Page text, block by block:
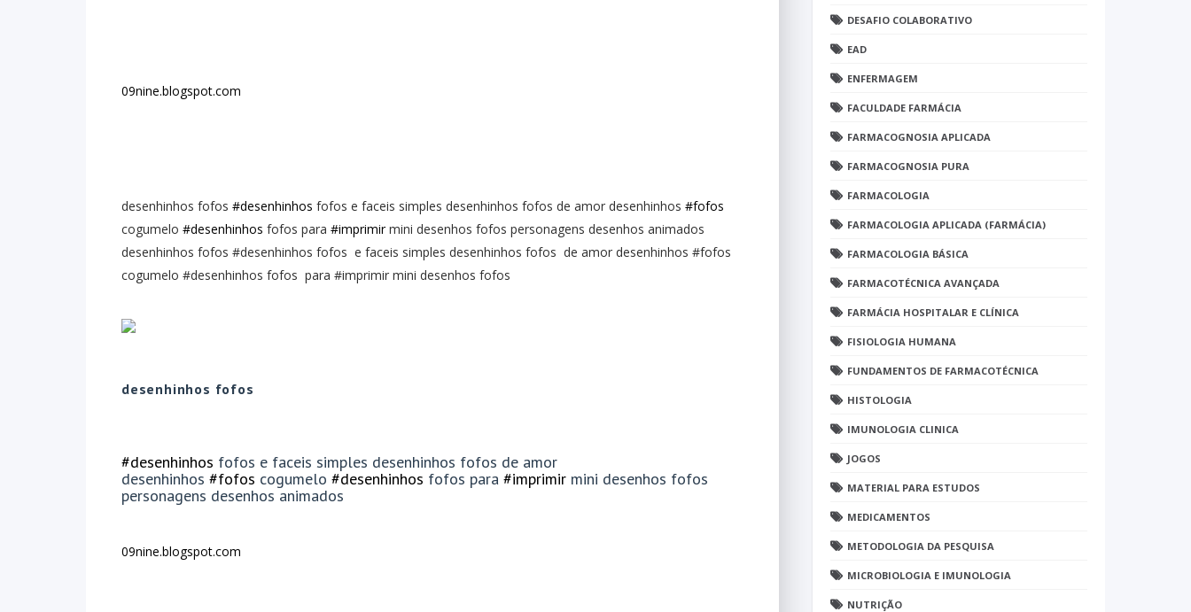
09nine.blogspot.com
desenhinhos fofos #desenhinhos fofos e faceis simples desenhinhos fofos de amor desenhinhos #fofos
cogumelo #desenhinhos fofos para #imprimirmini desenhos fofos personagens desenhos animados
desenhinhos fofos #desenhinhos fofos e faceis simples desenhinhos fofos de amor desenhinhos #fofos
cogumelo #desenhinhos fofos para #imprimir mini desenhos fofos
desenhinhos fofos
#desenhinhos fofos e faceis simples desenhinhos fofos de amor
desenhinhos #fofos cogumelo #desenhinhos fofos para #imprimir mini desenhos fofos
personagens desenhos animados
09nine.blogspot.com
DESAFIO COLABORATIVO
EAD
ENFERMAGEM
FACULDADE FARMÁCIA
FARMACOGNOSIA APLICADA
FARMACOGNOSIA PURA
FARMACOLOGIA
FARMACOLOGIA APLICADA (FARMÁCIA)
FARMACOLOGIA BÁSICA
FARMACOTÉCNICA AVANÇADA
FARMÁCIA HOSPITALAR E CLÍNICA
FISIOLOGIA HUMANA
FUNDAMENTOS DE FARMACOTÉCNICA
HISTOLOGIA
IMUNOLOGIA CLINICA
JOGOS
MATERIAL PARA ESTUDOS
MEDICAMENTOS
METODOLOGIA DA PESQUISA
MICROBIOLOGIA E IMUNOLOGIA
NUTRIÇÃO